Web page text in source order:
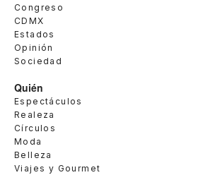
Congreso
CDMX
Estados
Opinión
Sociedad
Quién
Espectáculos
Realeza
Círculos
Moda
Belleza
Viajes y Gourmet